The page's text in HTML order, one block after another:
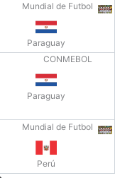
Mundial de Futbol
Paraguay
CONMEBOL
Paraguay
Mundial de Futbol
Perú